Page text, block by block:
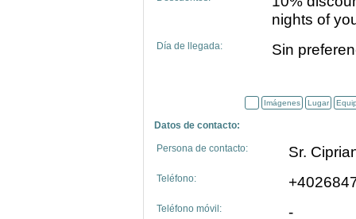
nights of
Día de llegada: Sin
Imágenes Lugar
Datos de contacto:
Persona de contacto: Sr.
Teléfono:
Teléfono móvil: -